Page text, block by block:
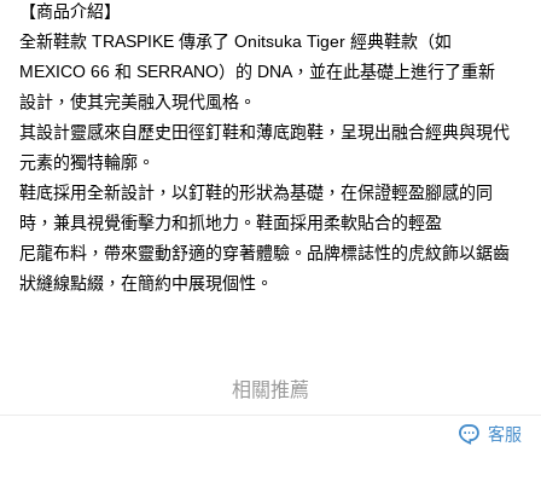
每筆NT$80，滿NT$6,000(含以上)免運費
付款後萊爾富取貨
每筆NT$80，滿NT$6,000(含以上)免運費
7-11取貨付款
每筆NT$80，滿NT$6,000(含以上)免運費
付款後7-11取貨
每筆NT$80，滿NT$6,000(含以上)免運費
宅配
【商品介紹】
全新鞋款 TRASPIKE 傳承了 Onitsuka Tiger 經典鞋款（如
MEXICO 66 和 SERRANO）的 DNA，並在此基礎上進行了重新
設計，使其完美融入現代風格。
其設計靈感來自歷史田徑釘鞋和薄底跑鞋，呈現出融合經典與現代
元素的獨特輪廓。
鞋底採用全新設計，以釘鞋的形狀為基礎，在保證輕盈腳感的同
時，兼具視覺衝擊力和抓地力。鞋面採用柔軟貼合的輕盈
尼龍布料，帶來靈動舒適的穿著體驗。品牌標誌性的虎紋飾以鋸齒
狀縫線點綴，在簡約中展現個性。
相關推薦
客服